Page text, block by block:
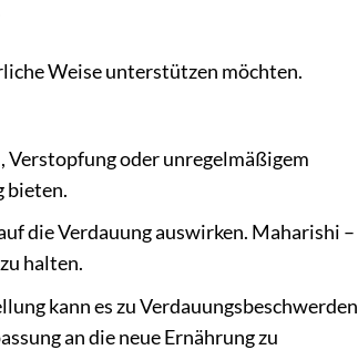
Weise unterstützen möchten.
Verstopfung oder unregelmäßigem
bieten.
die Verdauung auswirken. Maharishi –
halten.
kann es zu Verdauungsbeschwerden
an die neue Ernährung zu